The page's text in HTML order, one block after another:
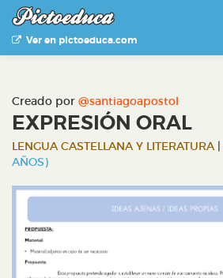
Ver en pictoeduca.com
Creado por @santiagoapostol
EXPRESIÓN ORAL
LENGUA CASTELLANA Y LITERATURA|
AÑOS)